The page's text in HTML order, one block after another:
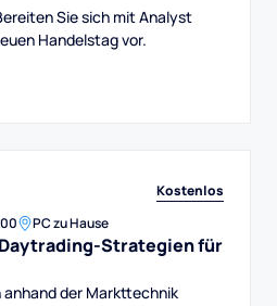
Sie sich mit Analyst
Handelstag vor.
Kostenlos
PC zu Hause
Daytrading-Strategien für
der Markttechnik